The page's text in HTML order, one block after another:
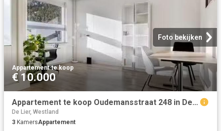
Foto bekijken
Appartement·te koop
€ 10.000
Appartement te koop Oudemansstraat 248 in Den Haag voor € 235.
De Lier, Westland
3 KamersAppartement